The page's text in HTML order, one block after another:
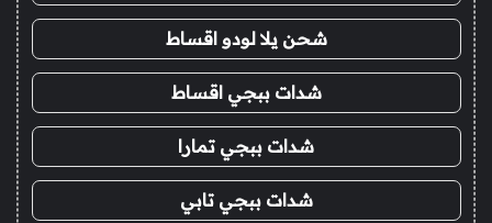
شحن يلا لودو اقساط
شدات ببجي اقساط
شدات ببجي تمارا
شدات ببجي تابي